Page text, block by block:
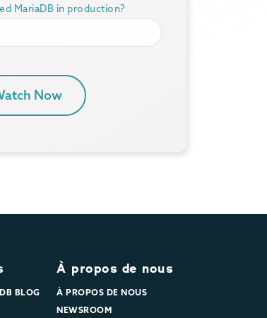
MariaDB in production?
Now
BLOG
À propos de nous
À PROPOS DE NOUS
NEWSROOM